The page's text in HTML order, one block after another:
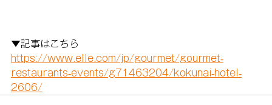
▼記事はこちら
https://www.elle.com/jp/gourmet/gourmet-
restaurants-events/g71463204/kokunai-hotel-
2606/